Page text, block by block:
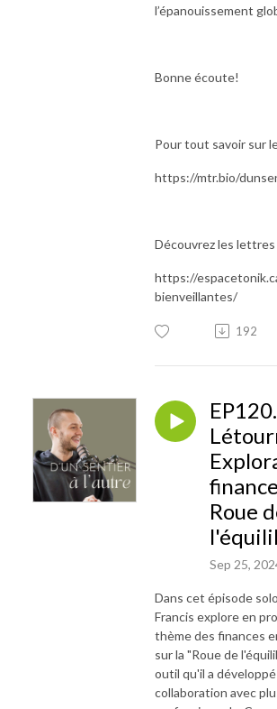
l’épanouissement
Bonne écoute!
Pour tout savoir sur
https://mtr.bio/
Découvrez les
https://
bienveillantes/
192
Roue
Sep 25,
Dans cet épisode
Francis explore en
thème des finances
sur la "Roue de
outil qu'il a
collaboration avec